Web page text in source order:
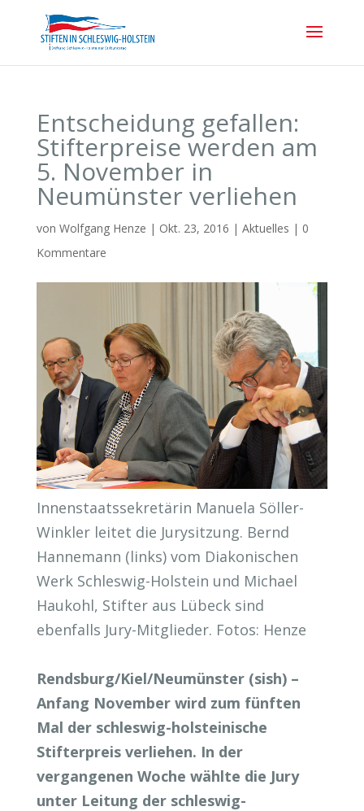
Entscheidung gefallen:
Stifterpreise werden am
5. November in
Neumünster verliehen
von Wolfgang Henze | Okt. 23, 2016 | Aktuelles | 0
Kommentare
Innenstaatssekretärin Manuela Söller-
Winkler leitet die Jurysitzung. Bernd
Hannemann (links) vom Diakonischen
Werk Schleswig-Holstein und Michael
Haukohl, Stifter aus Lübeck sind
ebenfalls Jury-Mitglieder. Fotos: Henze
Rendsburg/Kiel/Neumünster (sish) –
Anfang November wird zum fünften
Mal der schleswig-holsteinische
Stifterpreis verliehen. In der
vergangenen Woche wählte die Jury
unter Leitung der schleswig-